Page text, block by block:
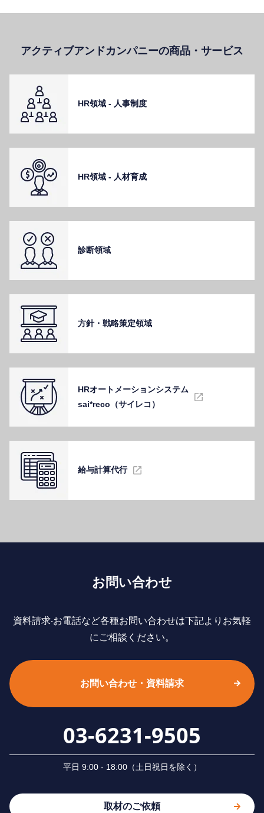
アクティブアンドカンパニーの商品・サービス
HR領域 - ⼈事制度
HR領域 - ⼈材育成
診断領域
⽅針・戦略策定領域
HRオートメーションシステム
sai*reco（サイレコ）
給与計算代⾏
お問い合わせ
資料請求‧お電話など各種お問い合わせは下記よりお気軽
にご相談ください。
お問い合わせ・資料請求
03-6231-9505
平⽇ 9:00 - 18:00（⼟⽇祝⽇を除く）
取材のご依頼